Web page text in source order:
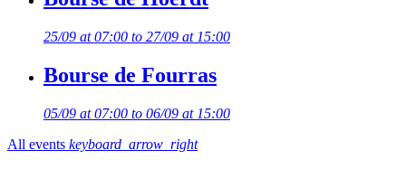
25/09 at 07:00 to 27/09 at 15:00
Bourse de Fourras
05/09 at 07:00 to 06/09 at 15:00
All events keyboard_arrow_right